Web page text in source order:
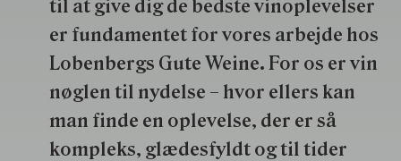
til at give dig de bedste vinoplevelser
er fundamentet for vores arbejde hos
Lobenbergs Gute Weine. For os er vin
nøglen til nydelse – hvor ellers kan
man finde en oplevelse, der er så
kompleks, glædesfyldt og til tider